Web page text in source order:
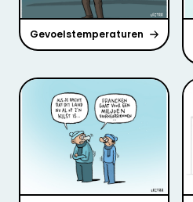
Gevoelstemperaturen